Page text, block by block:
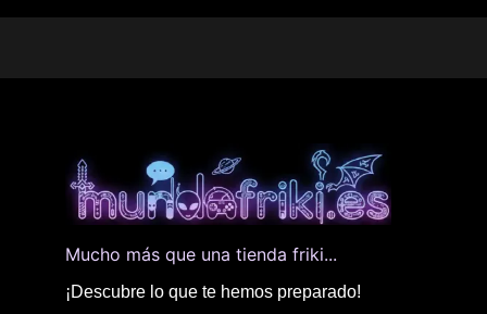
Mucho más que una tienda friki...
¡Descubre lo que te hemos preparado!